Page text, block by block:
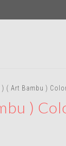
( Art Bambu )
)